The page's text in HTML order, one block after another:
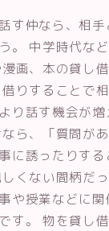
す仲なら、相
。 中学時代な
画、本の貸し
りすることで
り話す機会が
ら、「質問が
に誘ったりす
くない間柄だ
や授業などに
す。 物を貸し借